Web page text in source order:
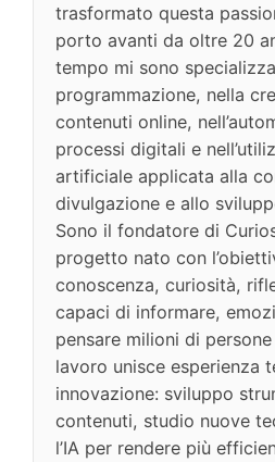
trasformato questa
porto avanti da oltre 20
tempo mi sono
programmazione, nella
contenuti online,
processi digitali e
artificiale applicata alla
divulgazione e allo
Sono il fondatore di
progetto nato con
conoscenza, curiosità,
capaci di informare,
pensare milioni di
lavoro unisce esperienza
innovazione: sviluppo
contenuti, studio nuove
l’IA per rendere più